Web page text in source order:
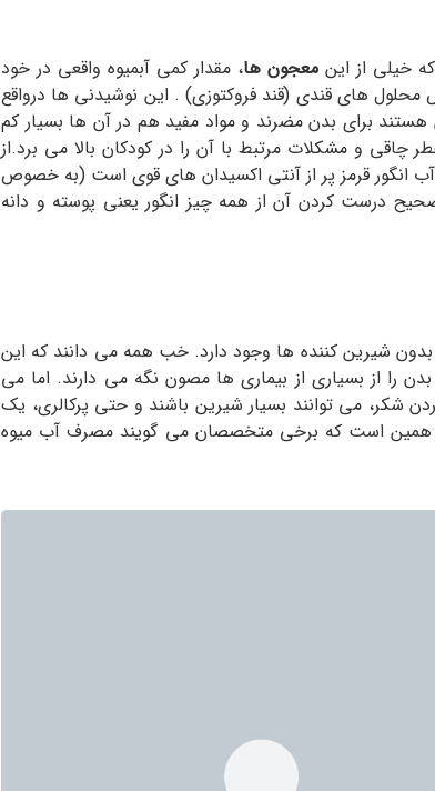
خیلی از اینمعجون ها، مقدار کمی آبمیوه واقعی در خود
های قندی (قند فروکتوزی) . این نوشیدنی ها درواقع
برای بدن مضرند و مواد مفید هم در آن ها بسیار کم
و مشکلات مرتبط با آن را در کودکان بالا می برد.از
انگور قرمز پر از آنتی اکسیدان های قوی است (به خصوص
درست کردن آن از همه چیز انگور یعنی پوسته و دانه
شیرین کننده ها وجود دارد. خب همه می دانند که این
را از بسیاری از بیماری ها مصون نگه می دارند. اما می
شکر، می توانند بسیار شیرین باشند و حتی پرکالری، یک
همین است که برخی متخصصان می گویند مصرف آب میوه